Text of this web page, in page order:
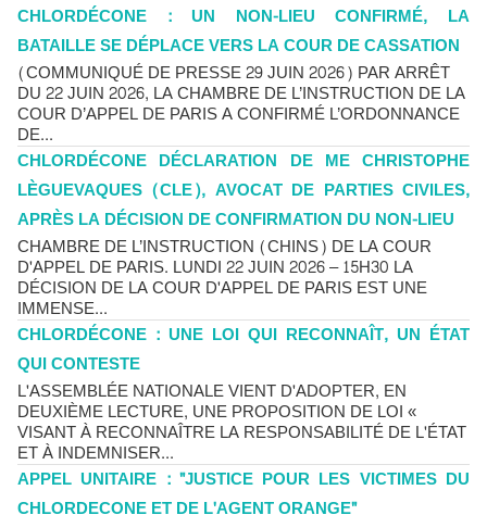
CHLORDÉCONE : UN NON-LIEU CONFIRMÉ, LA
BATAILLE SE DÉPLACE VERS LA COUR DE CASSATION
(COMMUNIQUÉ DE PRESSE 29 JUIN 2026) PAR ARRÊT
DU 22 JUIN 2026, LA CHAMBRE DE L’INSTRUCTION DE LA
COUR D’APPEL DE PARIS A CONFIRMÉ L’ORDONNANCE
DE...
CHLORDÉCONE DÉCLARATION DE ME CHRISTOPHE
LÈGUEVAQUES (CLE), AVOCAT DE PARTIES CIVILES,
APRÈS LA DÉCISION DE CONFIRMATION DU NON-LIEU
CHAMBRE DE L’INSTRUCTION (CHINS) DE LA COUR
D'APPEL DE PARIS. LUNDI 22 JUIN 2026 – 15H30 LA
DÉCISION DE LA COUR D'APPEL DE PARIS EST UNE
IMMENSE...
CHLORDÉCONE : UNE LOI QUI RECONNAÎT, UN ÉTAT
QUI CONTESTE
L'ASSEMBLÉE NATIONALE VIENT D'ADOPTER, EN
DEUXIÈME LECTURE, UNE PROPOSITION DE LOI «
VISANT À RECONNAÎTRE LA RESPONSABILITÉ DE L'ÉTAT
ET À INDEMNISER...
APPEL UNITAIRE : "JUSTICE POUR LES VICTIMES DU
CHLORDECONE ET DE L'AGENT ORANGE"